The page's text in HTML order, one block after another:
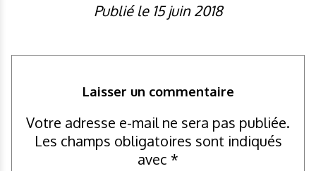
Publié le 15 juin 2018
Laisser un commentaire
Votre adresse e-mail ne sera pas publiée.
Les champs obligatoires sont indiqués
avec *